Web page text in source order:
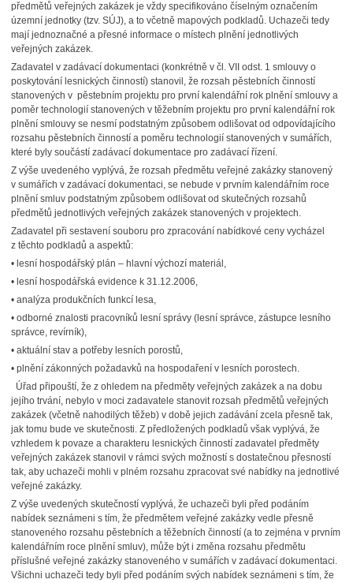
předmětů veřejných zakázek je vždy specifikováno číselným označením
územní jednotky (tzv. SÚJ), a to včetně mapových podkladů. Uchazeči tedy
mají jednoznačné a přesné informace o místech plnění jednotlivých
veřejných zakázek.
Zadavatel v zadávací dokumentaci (konkrétně v čl. VII odst. 1 smlouvy o
poskytování lesnických činností) stanovil, že rozsah pěstebních činností
stanovených v pěstebním projektu pro první kalendářní rok plnění smlouvy a
poměr technologií stanovených v těžebním projektu pro první kalendářní rok
plnění smlouvy se nesmí podstatným způsobem odlišovat od odpovídajícího
rozsahu pěstebních činností a poměru technologií stanovených v sumářích,
které byly součástí zadávací dokumentace pro zadávací řízení.
Z výše uvedeného vyplývá, že rozsah předmětu veřejné zakázky stanovený
v sumářích v zadávací dokumentaci, se nebude v prvním kalendářním roce
plnění smluv podstatným způsobem odlišovat od skutečných rozsahů
předmětů jednotlivých veřejných zakázek stanovených v projektech.
Zadavatel při sestavení souboru pro zpracování nabídkové ceny vycházel
z těchto podkladů a aspektů:
• lesní hospodářský plán – hlavní výchozí materiál,
• lesní hospodářská evidence k 31.12.2006,
• analýza produkčních funkcí lesa,
• odborné znalosti pracovníků lesní správy (lesní správce, zástupce lesního
správce, revírník),
• aktuální stav a potřeby lesních porostů,
• plnění zákonných požadavků na hospodaření v lesních porostech.
Úřad připouští, že z ohledem na předměty veřejných zakázek a na dobu
jejího trvání, nebylo v moci zadavatele stanovit rozsah předmětů veřejných
zakázek (včetně nahodilých těžeb) v době jejich zadávání zcela přesně tak,
jak tomu bude ve skutečnosti. Z předložených podkladů však vyplývá, že
vzhledem k povaze a charakteru lesnických činností zadavatel předměty
veřejných zakázek stanovil v rámci svých možností s dostatečnou přesností
tak, aby uchazeči mohli v plném rozsahu zpracovat své nabídky na jednotlivé
veřejné zakázky.
Z výše uvedených skutečností vyplývá, že uchazeči byli před podáním
nabídek seznámeni s tím, že předmětem veřejné zakázky vedle přesně
stanoveného rozsahu pěstebních a těžebních činností (a to zejména v prvním
kalendářním roce plnění smluv), může být i změna rozsahu předmětu
příslušné veřejné zakázky stanoveného v sumářích v zadávací dokumentaci.
Všichni uchazeči tedy byli před podáním svých nabídek seznámeni s tím, že